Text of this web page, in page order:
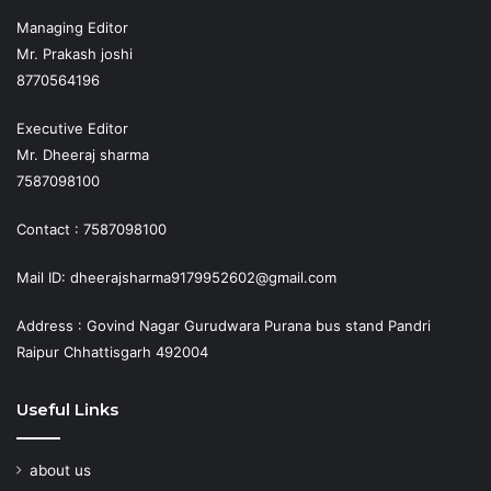
Managing Editor
Mr. Prakash joshi
8770564196
Executive Editor
Mr. Dheeraj sharma
7587098100
Contact : 7587098100
Mail ID: dheerajsharma9179952602@gmail.com
Address : Govind Nagar Gurudwara Purana bus stand Pandri
Raipur Chhattisgarh 492004
Useful Links
about us